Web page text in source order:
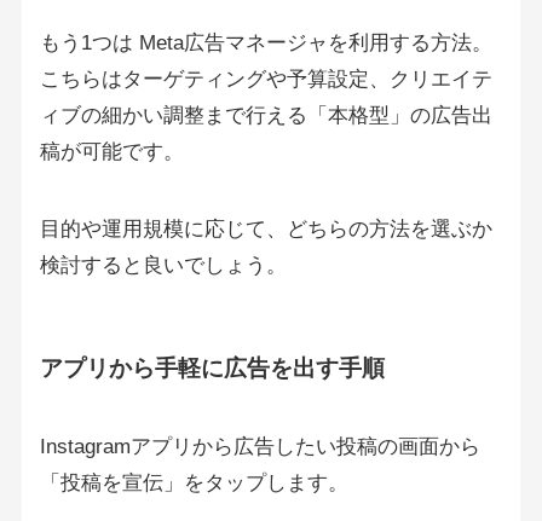
もう1つは Meta広告マネージャを利用する方法。
こちらはターゲティングや予算設定、クリエイテ
ィブの細かい調整まで行える「本格型」の広告出
稿が可能です。
目的や運用規模に応じて、どちらの方法を選ぶか
検討すると良いでしょう。
アプリから手軽に広告を出す手順
Instagramアプリから広告したい投稿の画面から
「投稿を宣伝」をタップします。